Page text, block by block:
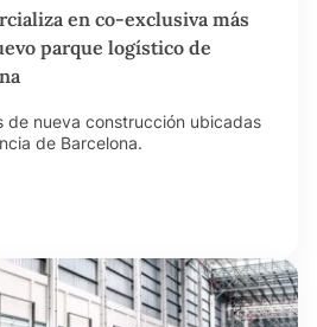
en co-exclusiva más
parque logístico de
de nueva construcción ubicadas
de Barcelona.